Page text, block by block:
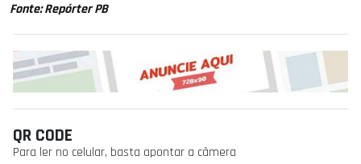
Fonte: Repórter PB
QR CODE
Para ler no celular, basta apontar a câmera